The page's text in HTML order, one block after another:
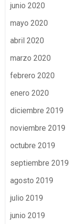
junio 2020
mayo 2020
abril 2020
marzo 2020
febrero 2020
enero 2020
diciembre 2019
noviembre 2019
octubre 2019
septiembre 2019
agosto 2019
julio 2019
junio 2019